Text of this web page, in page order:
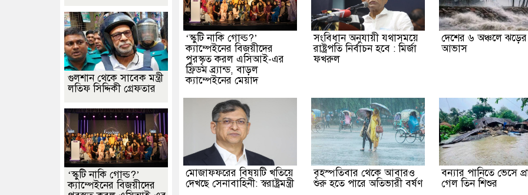
‘স্কুটি নাকি গোল্ড?’
ক্যাম্পেইনের বিজয়ীদের
পুরস্কৃত করল এসিআই-এর
ফ্রিডম ব্র্যান্ড, বাড়ল
ক্যাম্পেইনের মেয়াদ
সংবিধান অনুযায়ী যথাসময়ে
রাষ্ট্রপতি নির্বাচন হবে : মির্জা
ফখরুল
দেশের ৬ অঞ্চলে ঝড়ের
আভাস
মোজাফফরের বিষয়টি খতিয়ে
দেখছে সেনাবাহিনী: স্বরাষ্ট্রমন্ত্রী
বৃহস্পতিবার থেকে আবারও
শুরু হতে পারে অতিভারী বর্ষণ
বন্যার পানিতে ভেসে
গেল তিন শিশুর
গুলশান থেকে সাবেক মন্ত্রী
লতিফ সিদ্দিকী গ্রেফতার
‘স্কুটি নাকি গোল্ড?’
ক্যাম্পেইনের বিজয়ীদের